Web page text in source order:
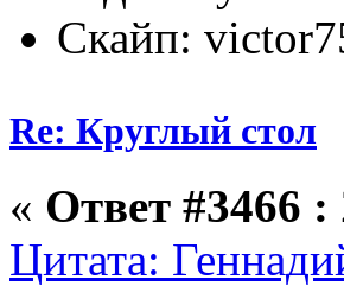
Скайп:
Re: Круглый стол
« Ответ #3466 :
Цитата: